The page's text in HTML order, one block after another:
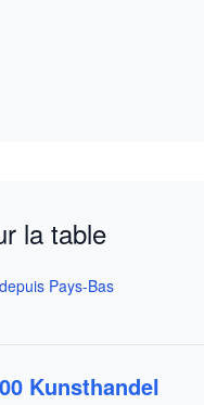
la table
Pays-Bas
Kunsthandel